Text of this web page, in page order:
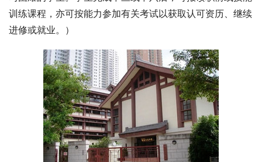
训练课程，亦可按能力参加有关考试以获取认可资历、继续
进修或就业。）